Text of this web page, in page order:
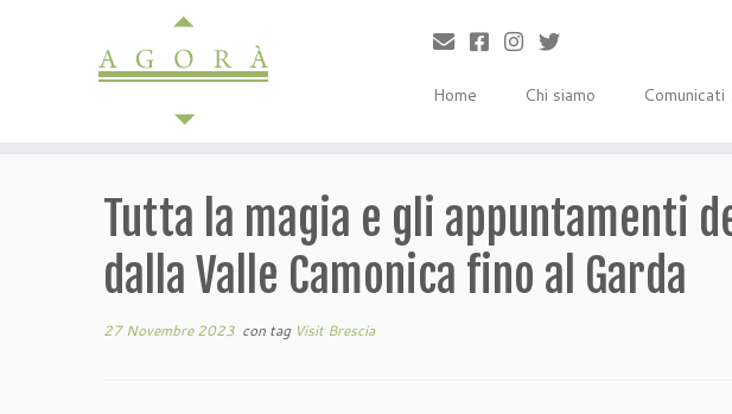
Home
Chi siamo Comunicati
Tutta la magia e gli appuntamenti
dalla Valle Camonica fino al Garda
27 Novembre 2023 con tag Visit Brescia